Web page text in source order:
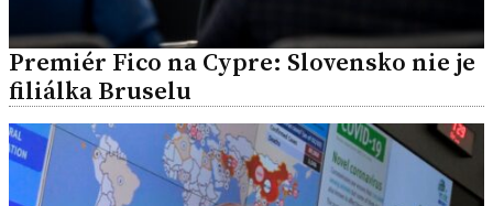
Premiér Fico na Cypre: Slovensko nie je
filiálka Bruselu